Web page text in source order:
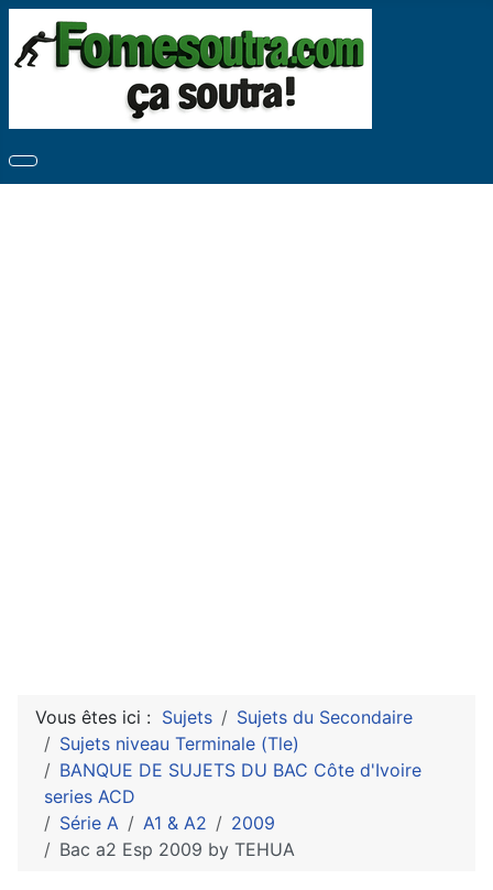
Vous êtes ici : Sujets
Sujets du Secondaire
Sujets niveau Terminale (Tle)
BANQUE DE SUJETS DU BAC Côte d'Ivoire
series ACD
Série A
A1 & A2
2009
Bac a2 Esp 2009 by TEHUA